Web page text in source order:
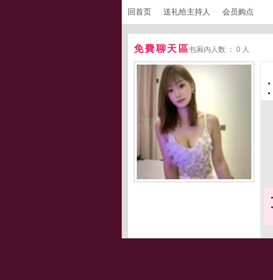
回首页 送礼给主持人 会员购点
免費聊天區包厢内人数 ： 0 人